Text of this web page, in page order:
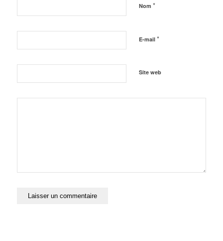
Nom *
E-mail *
Site web